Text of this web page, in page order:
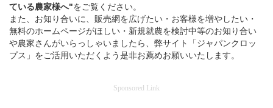
ている農家様へ"をご覧ください。
また、お知り合いに、販売網を広げたい・お客様を増やしたい・
無料のホームページがほしい・新規就農を検討中等のお知り合い
や農家さんがいらっしゃいましたら、弊サイト「ジャパンクロッ
プス」をご活用いただくよう是非お薦めお願いいたします。
Sponsored Link